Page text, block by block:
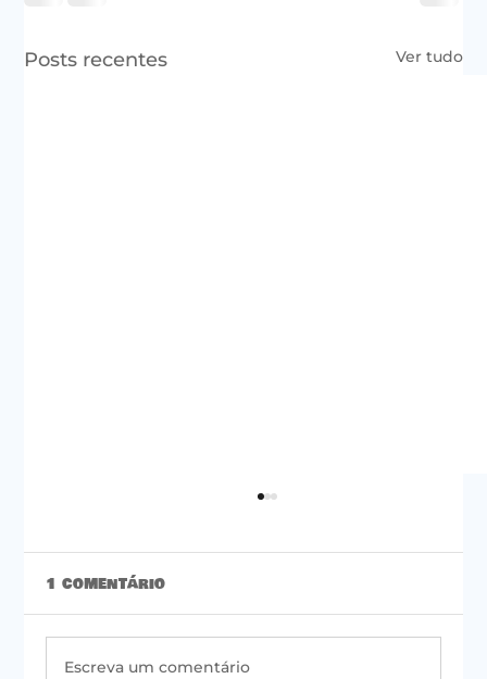
Posts recentes Ver tudo
1 comentário
Escreva um comentário